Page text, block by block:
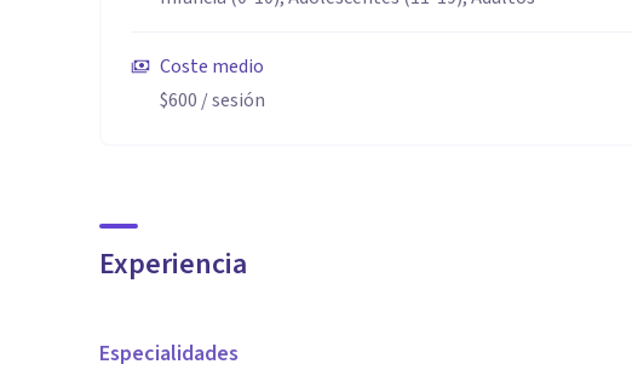
Coste medio
$600 / sesión
Experiencia
Especialidades